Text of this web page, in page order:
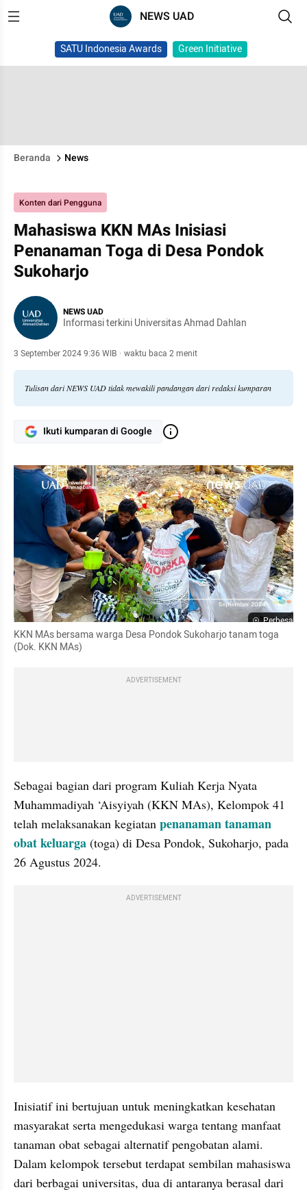
NEWS UAD
SATU Indonesia Awards Green Initiative
Beranda News
Konten dari Pengguna
Mahasiswa KKN MAs Inisiasi
Penanaman Toga di Desa Pondok
Sukoharjo
NEWS UAD
Informasi terkini Universitas Ahmad Dahlan
3 September 2024 9:36 WIB · waktu baca 2 menit
Tulisan dari NEWS UAD tidak mewakili pandangan dari redaksi kumparan
Ikuti kumparan di Google
Perbesar
KKN MAs bersama warga Desa Pondok Sukoharjo tanam toga
(Dok. KKN MAs)
ADVERTISEMENT
Sebagai bagian dari program Kuliah Kerja Nyata
Muhammadiyah ‘Aisyiyah (KKN MAs), Kelompok 41
telah melaksanakan kegiatan penanaman tanaman
obat keluarga (toga) di Desa Pondok, Sukoharjo, pada
26 Agustus 2024.
ADVERTISEMENT
Inisiatif ini bertujuan untuk meningkatkan kesehatan
masyarakat serta mengedukasi warga tentang manfaat
tanaman obat sebagai alternatif pengobatan alami.
Dalam kelompok tersebut terdapat sembilan mahasiswa